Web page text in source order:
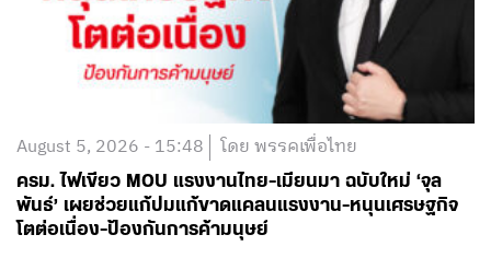
August 5, 2026 - 15:48 โดย พรรคเพื่อไทย
ครม. ไฟเขียว MOU แรงงานไทย-เมียนมา ฉบับใหม่ ‘จุล
พันธ์’ เผยช่วยแก้ปมแก้ขาดแคลนแรงงาน-หนุนเศรษฐกิจ
โตต่อเนื่อง-ป้องกันการค้ามนุษย์